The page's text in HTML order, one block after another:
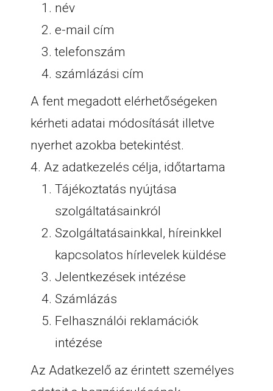
név
e-mail cím
telefonszám
számlázási cím
A fent megadott elérhetőségeken
kérheti adatai módosítását illetve
nyerhet azokba betekintést.
4. Az adatkezelés célja, időtartama
Tájékoztatás nyújtása
szolgáltatásainkról
Szolgáltatásainkkal, híreinkkel
kapcsolatos hírlevelek küldése
Jelentkezések intézése
Számlázás
Felhasználói reklamációk
intézése
Az Adatkezelő az érintett személyes